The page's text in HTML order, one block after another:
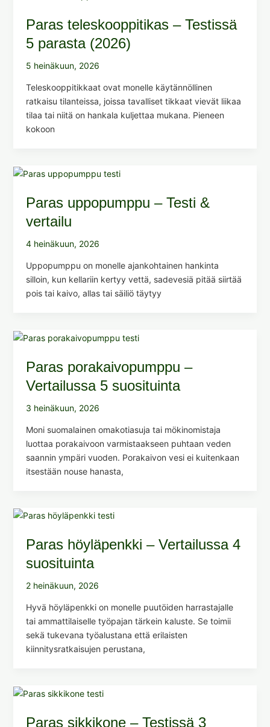
Paras teleskooppitikas – Testissä
5 parasta (2026)
5 heinäkuun, 2026
Teleskooppitikkaat ovat monelle käytännöllinen
ratkaisu tilanteissa, joissa tavalliset tikkaat vievät liikaa
tilaa tai niitä on hankala kuljettaa mukana. Pieneen
kokoon
Paras uppopumppu – Testi &
vertailu
4 heinäkuun, 2026
Uppopumppu on monelle ajankohtainen hankinta
silloin, kun kellariin kertyy vettä, sadevesiä pitää siirtää
pois tai kaivo, allas tai säiliö täytyy
Paras porakaivopumppu –
Vertailussa 5 suosituinta
3 heinäkuun, 2026
Moni suomalainen omakotiasuja tai mökinomistaja
luottaa porakaivoon varmistaakseen puhtaan veden
saannin ympäri vuoden. Porakaivon vesi ei kuitenkaan
itsestään nouse hanasta,
Paras höyläpenkki – Vertailussa 4
suosituinta
2 heinäkuun, 2026
Hyvä höyläpenkki on monelle puutöiden harrastajalle
tai ammattilaiselle työpajan tärkein kaluste. Se toimii
sekä tukevana työalustana että erilaisten
kiinnitysratkaisujen perustana,
Paras sikkikone – Testissä 3